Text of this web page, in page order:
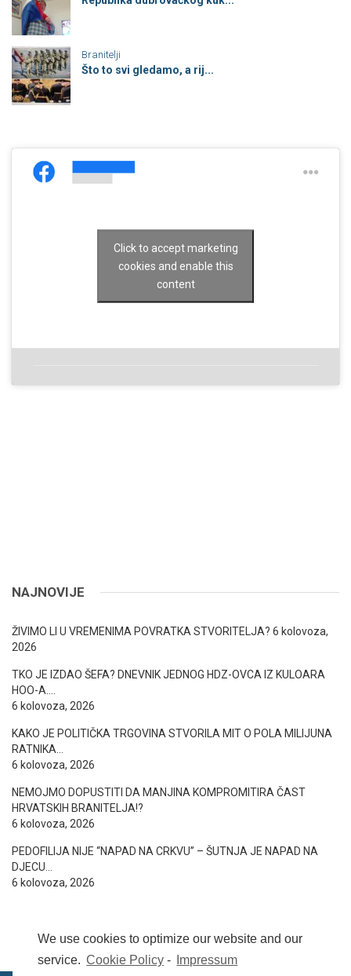
We use cookies to optimize our website and our
service. Cookie Policy - Impressum
Branitelji
Što to svi gledamo, a rij...
Click to accept marketing
cookies and enable this
content
NAJNOVIJE
ŽIVIMO LI U VREMENIMA POVRATKA STVORITELJA? 6 kolovoza,
2026
TKO JE IZDAO ŠEFA? DNEVNIK JEDNOG HDZ-OVCA IZ KULOARA
HOO-A….
6 kolovoza, 2026
KAKO JE POLITIČKA TRGOVINA STVORILA MIT O POLA MILIJUNA
RATNIKA…
6 kolovoza, 2026
NEMOJMO DOPUSTITI DA MANJINA KOMPROMITIRA ČAST
HRVATSKIH BRANITELJA!?
6 kolovoza, 2026
PEDOFILIJA NIJE “NAPAD NA CRKVU” – ŠUTNJA JE NAPAD NA
DJECU…
6 kolovoza, 2026